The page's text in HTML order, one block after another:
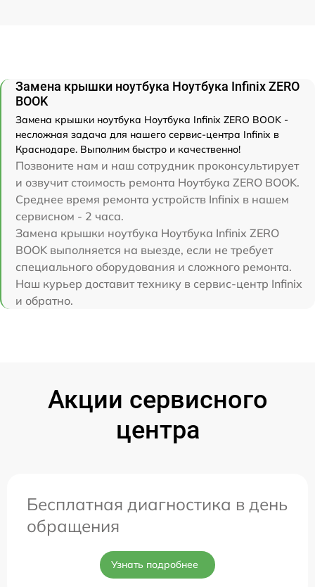
Замена крышки ноутбука Ноутбука Infinix ZERO
BOOK
Замена крышки ноутбука Ноутбука Infinix ZERO BOOK -
несложная задача для нашего сервис-центра Infinix в
Краснодаре. Выполним быстро и качественно!
Позвоните нам и наш сотрудник проконсультирует
и озвучит стоимость ремонта Ноутбука ZERO BOOK.
Среднее время ремонта устройств Infinix в нашем
сервисном - 2 часа.
Замена крышки ноутбука Ноутбука Infinix ZERO
BOOK выполняется на выезде, если не требует
специального оборудования и сложного ремонта.
Наш курьер доставит технику в сервис-центр Infinix
и обратно.
Акции сервисного
центра
Бесплатная диагностика в день
обращения
Узнать подробнее